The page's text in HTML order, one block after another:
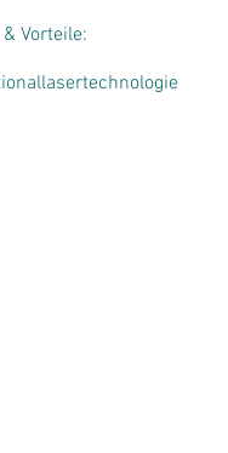
Vorteile: